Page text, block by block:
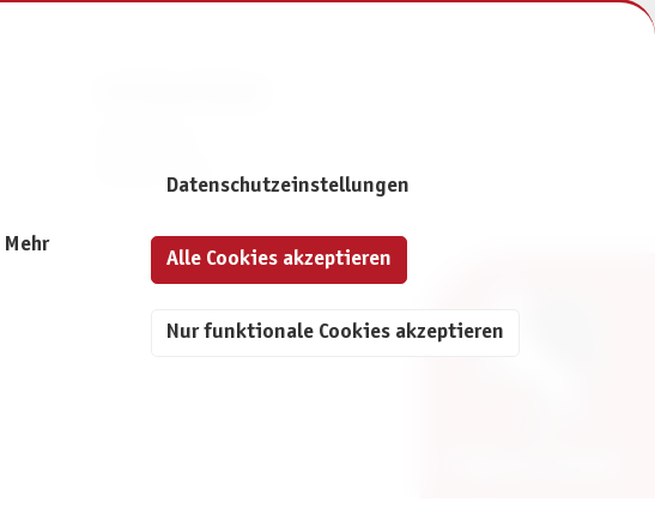
Mehr
Datenschutzeinstellungen
Nur funktionale Cookies akzeptieren
Alle Cookies akzeptieren